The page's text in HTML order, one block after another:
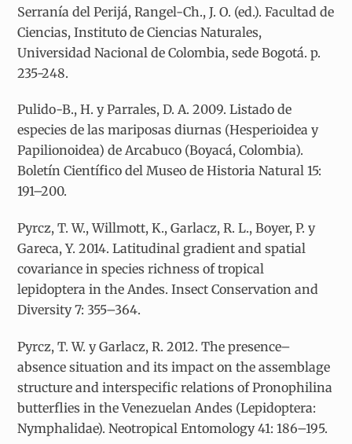
Serranía del Perijá, Rangel-Ch., J. O. (ed.). Facultad de
Ciencias, Instituto de Ciencias Naturales,
Universidad Nacional de Colombia, sede Bogotá. p.
235-248.
Pulido-B., H. y Parrales, D. A. 2009. Listado de
especies de las mariposas diurnas (Hesperioidea y
Papilionoidea) de Arcabuco (Boyacá, Colombia).
Boletín Científico del Museo de Historia Natural 15:
191–200.
Pyrcz, T. W., Willmott, K., Garlacz, R. L., Boyer, P. y
Gareca, Y. 2014. Latitudinal gradient and spatial
covariance in species richness of tropical
lepidoptera in the Andes. Insect Conservation and
Diversity 7: 355–364.
Pyrcz, T. W. y Garlacz, R. 2012. The presence–
absence situation and its impact on the assemblage
structure and interspecific relations of Pronophilina
butterflies in the Venezuelan Andes (Lepidoptera:
Nymphalidae). Neotropical Entomology 41: 186–195.